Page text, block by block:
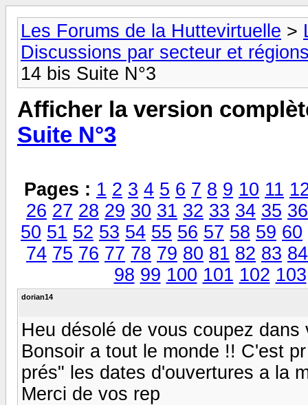
Les Forums de la Huttevirtuelle >
Discussions par secteur et
14 bis Suite N°3
Afficher la version
Suite N°3
Pages : 1 2 3 4 5 6 7 8 9 10 11
26 27 28 29 30 31 32 33 34 35 36
50 51 52 53 54 55 56 57 58 59 60
74 75 76 77 78 79 80 81 82 83 84
98 99 100 101 102 103
dorian14
Heu désolé de vous coupez
Bonsoir a tout le monde !! C'est
prés" les dates d'ouvertures a la
Merci de vos rep